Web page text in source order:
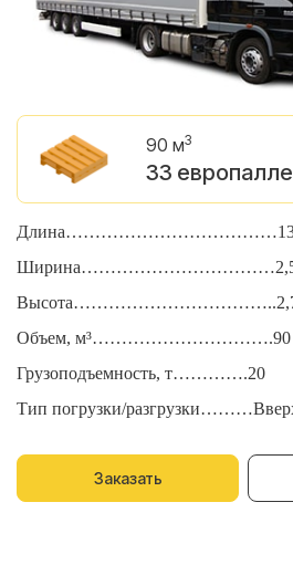
90 м3
33
Объем, м³………………………….90
Грузоподъемность, т………….20
Тип погрузки/
Заказать